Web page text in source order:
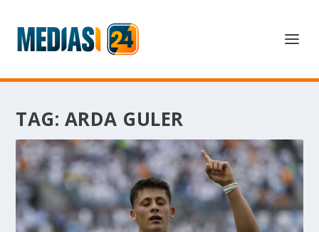
TAG: ARDA GULER